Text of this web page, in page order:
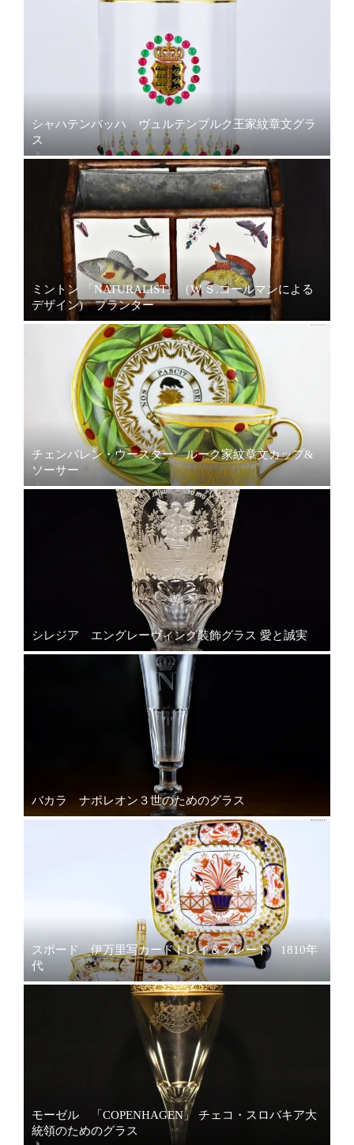
シャハテンバッハ ヴュルテンブルク王家紋章文グラ
ス
ミントン 「NATURALIST」（W.Ｓ.コールマンによる
デザイン) プランター
チェンバレン・ウースター ルーク家紋章文カップ&
ソーサー
シレジア エングレーヴィング装飾グラス 愛と誠実
バカラ ナポレオン３世のためのグラス
スポード 伊万里写カードトレイ＆プレート 1810年
代
モーゼル 「COPENHAGEN」 チェコ・スロバキア大
統領のためのグラス